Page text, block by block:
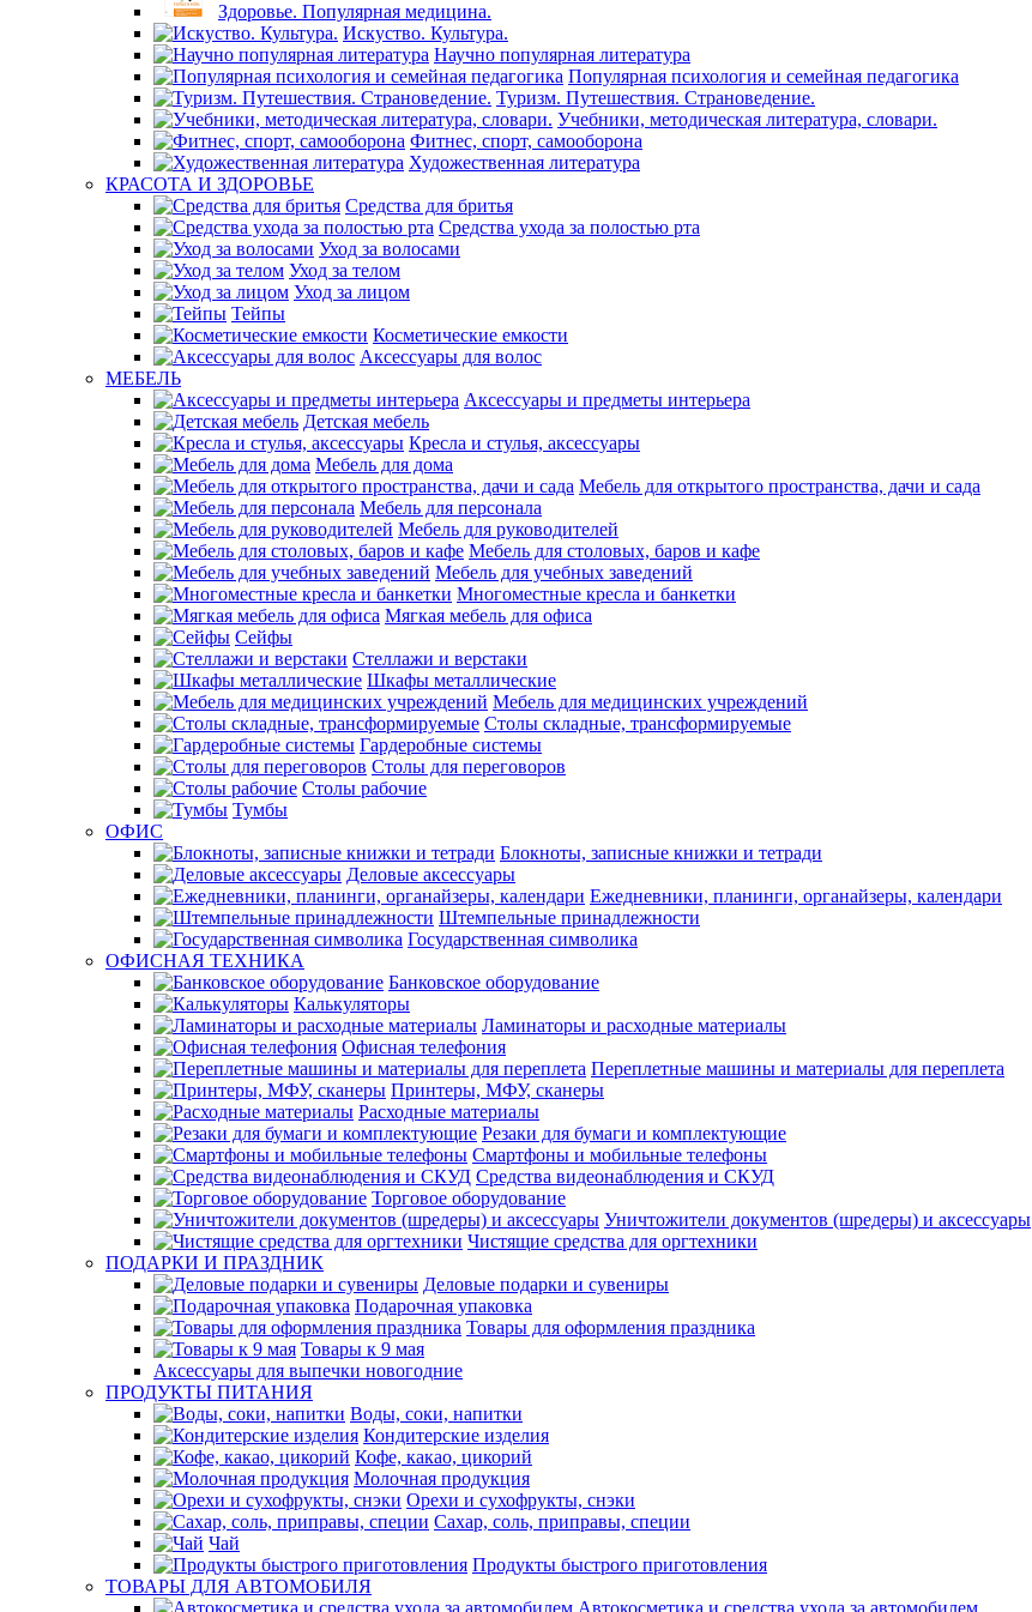
Здоровье. Популярная медицина.
Искуство. Культура.
Научно популярная литература
Популярная психология и семейная педагогика
Туризм. Путешествия. Страноведение.
Учебники, методическая литература, словари.
Фитнес, спорт, самооборона
Художественная литература
КРАСОТА И ЗДОРОВЬЕ
Средства для бритья
Средства ухода за полостью рта
Уход за волосами
Уход за телом
Уход за лицом
Тейпы
Косметические емкости
Аксессуары для волос
МЕБЕЛЬ
Аксессуары и предметы интерьера
Детская мебель
Кресла и стулья, аксессуары
Мебель для дома
Мебель для открытого пространства, дачи и сада
Мебель для персонала
Мебель для руководителей
Мебель для столовых, баров и кафе
Мебель для учебных заведений
Многоместные кресла и банкетки
Мягкая мебель для офиса
Сейфы
Стеллажи и верстаки
Шкафы металлические
Мебель для медицинских учреждений
Столы складные, трансформируемые
Гардеробные системы
Столы для переговоров
Столы рабочие
Тумбы
ОФИС
Блокноты, записные книжки и тетради
Деловые аксессуары
Ежедневники, планинги, органайзеры, календари
Штемпельные принадлежности
Государственная символика
ОФИСНАЯ ТЕХНИКА
Банковское оборудование
Калькуляторы
Ламинаторы и расходные материалы
Офисная телефония
Переплетные машины и материалы для переплета
Принтеры, МФУ, сканеры
Расходные материалы
Резаки для бумаги и комплектующие
Смартфоны и мобильные телефоны
Средства видеонаблюдения и СКУД
Торговое оборудование
Уничтожители документов (шредеры) и аксессуары
Чистящие средства для оргтехники
ПОДАРКИ И ПРАЗДНИК
Деловые подарки и сувениры
Подарочная упаковка
Товары для оформления праздника
Товары к 9 мая
Аксессуары для выпечки новогодние
ПРОДУКТЫ ПИТАНИЯ
Воды, соки, напитки
Кондитерские изделия
Кофе, какао, цикорий
Молочная продукция
Орехи и сухофрукты, снэки
Сахар, соль, приправы, специи
Чай
Продукты быстрого приготовления
ТОВАРЫ ДЛЯ АВТОМОБИЛЯ
Автокосметика и средства ухода за автомобилем